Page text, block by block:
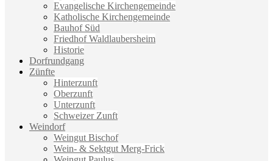
Evangelische Kirchengemeinde
Katholische Kirchengemeinde
Bauhof Süd
Friedhof Waldlaubersheim
Historie
Dorfrundgang
Zünfte
Hinterzunft
Oberzunft
Unterzunft
Schweizer Zunft
Weindorf
Weingut Bischof
Wein- & Sektgut Merg-Frick